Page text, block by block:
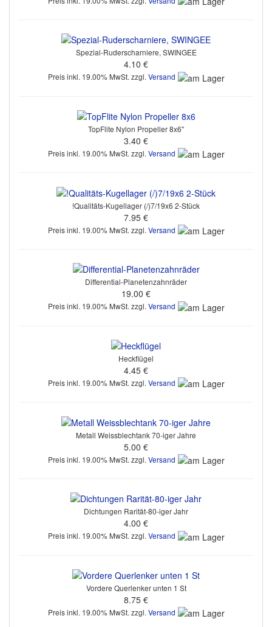
Spezial-Ruderscharniere, SWINGEE
4.10 €
Preis inkl. 19.00% MwSt. zzgl. Versand
TopFlite Nylon Propeller 8x6"
3.40 €
Preis inkl. 19.00% MwSt. zzgl. Versand
!Qualitäts-Kugellager (/)7/19x6 2-Stück
7.95 €
Preis inkl. 19.00% MwSt. zzgl. Versand
Differential-Planetenzahnräder
19.00 €
Preis inkl. 19.00% MwSt. zzgl. Versand
Heckflügel
4.45 €
Preis inkl. 19.00% MwSt. zzgl. Versand
Metall Weissblechtank 70-iger Jahre
5.00 €
Preis inkl. 19.00% MwSt. zzgl. Versand
Dichtungen Rarität-80-iger Jahr
4.00 €
Preis inkl. 19.00% MwSt. zzgl. Versand
Vordere Querlenker unten 1 St
8.75 €
Preis inkl. 19.00% MwSt. zzgl. Versand